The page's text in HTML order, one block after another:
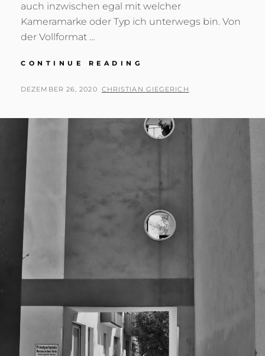
auch inzwischen egal mit welcher
Kameramarke oder Typ ich unterwegs bin. Von
der Vollformat …
CONTINUE READING
CAMERA
ONE
THAT
POSTED
DEZEMBER 26, 2020 BY
CHRISTIAN GIEGERICH